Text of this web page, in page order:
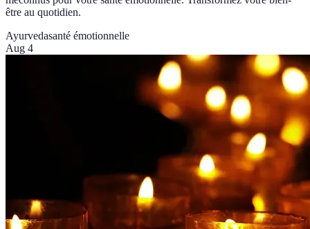
être au quotidien.
Ayurvedasanté émotionnelle
Aug 4